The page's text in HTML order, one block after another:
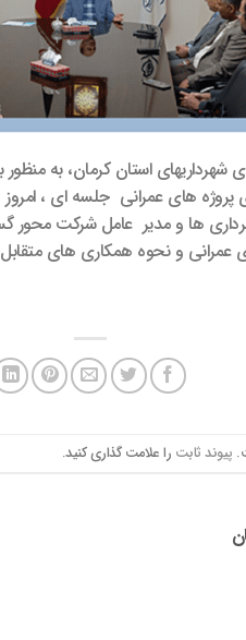
استان کرمان، به
های عمرانی جلسه ای ، امروز
ها و مدیر عامل شرکت محور
عمرانی و نحوه همکاری های
پیوند ثابت را علامت گذاری کنید.